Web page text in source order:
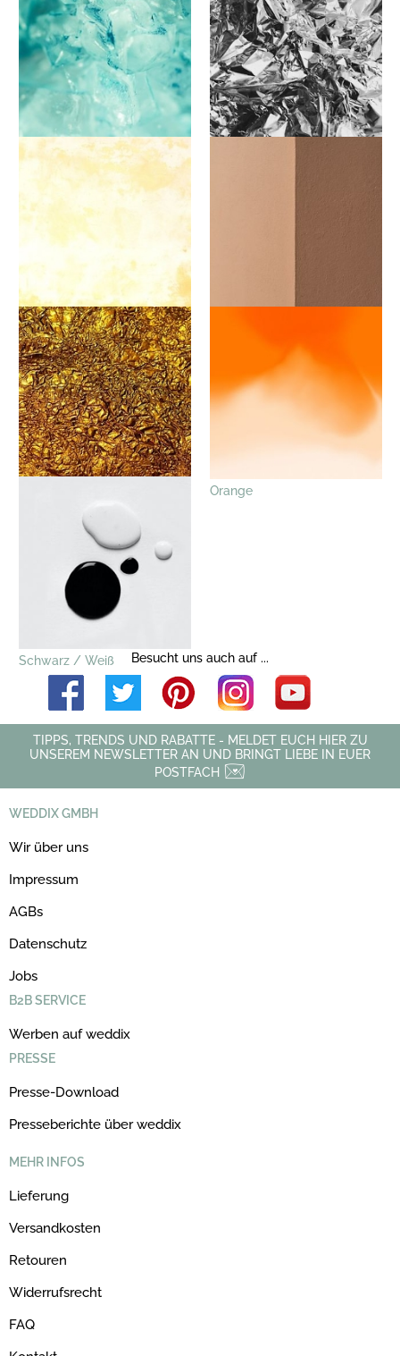
Mintgrün
Gelb / Lemon
Orange
Schwarz / Weiß Besucht uns auch auf ...
TIPPS, TRENDS UND RABATTE - MELDET EUCH HIER ZU
UNSEREM NEWSLETTER AN UND BRINGT LIEBE IN EUER
POSTFACH
WEDDIX GMBH
Wir über uns
Impressum
AGBs
Datenschutz
Jobs
B2B SERVICE
Werben auf weddix
PRESSE
Presse-Download
Presseberichte über weddix
MEHR INFOS
Lieferung
Versandkosten
Retouren
Widerrufsrecht
FAQ